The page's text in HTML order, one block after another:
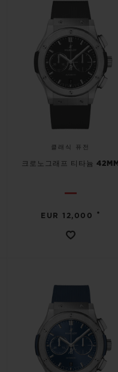
클래식 퓨전
크로노그래프 티타늄 42MM
EUR 12,000 •